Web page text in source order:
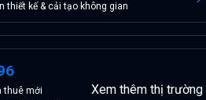
thiết kế & cải tạo không gian
thuêmới
Xem thêm thị trường